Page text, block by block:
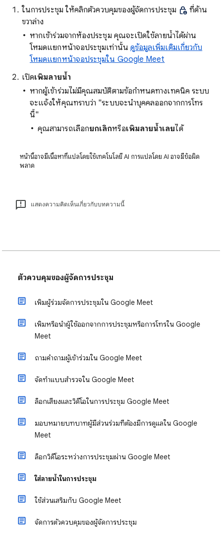
ในการประชุม ให้คลิกตัวควบคุมของผู้จัดการประชุม
ที่ด้าน
ขวาล่าง
หากเข้าร่วมจากห้องประชุม คุณจะเปิดใช้ลายน้ำได้ผ่าน
โหมดแยกหน้าจอประชุมเท่านั้น ดูข้อมูลเพิ่มเติมเกี่ยวกับ
โหมดแยกหน้าจอประชุมใน Google Meet
เปิดเพิ่มลายน้ำ
หากผู้เข้าร่วมไม่มีคุณสมบัติตามข้อกำหนดทางเทคนิค ระบบ
จะแจ้งให้คุณทราบว่า "ระบบจะนำบุคคลออกจากการโทร
นี้"
คุณสามารถเลือกยกเลิกหรือเพิ่มลายน้ำเลยได้
หน้านี้อาจมีเนื้อหาที่แปลโดยใช้เทคโนโลยี AI การแปลโดย AI อาจมีข้อผิด
พลาด
แสดงความคิดเห็นเกี่ยวกับบทความนี้
ตัวควบคุมของผู้จัดการประชุม
เพิ่มผู้ร่วมจัดการประชุมใน Google Meet
เพิ่มหรือนำผู้ใช้ออกจากการประชุมหรือการโทรใน Google
Meet
ถามคําถามผู้เข้าร่วมใน Google Meet
จัดทําแบบสํารวจใน Google Meet
ล็อกเสียงและวิดีโอในการประชุม Google Meet
มอบหมายบทบาทผู้มีส่วนร่วมที่ต้องมีการดูแลใน Google
Meet
ล็อกวิดีโอระหว่างการประชุมผ่าน Google Meet
ใส่ลายน้ำในการประชุม
ใช้ส่วนเสริมกับ Google Meet
จัดการตัวควบคุมของผู้จัดการประชุม